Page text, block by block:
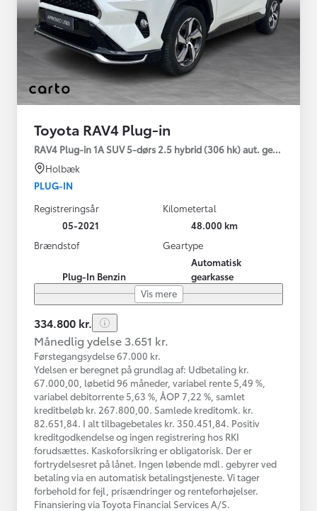
Toyota RAV4 Plug-in
RAV4 Plug-in 1A SUV 5-dørs 2.5 hybrid (306 hk) aut. gear AWD-i
Holbæk
PLUG-IN
Registreringsår
05-2021
Kilometertal
48.000 km
Brændstof
Plug-In Benzin
Geartype
Automatisk
gearkasse
Vis mere
334.800 kr.
Månedlig ydelse 3.651 kr.
Førstegangsydelse 67.000 kr.
Ydelsen er beregnet på grundlag af: Udbetaling kr.
67.000,00, løbetid 96 måneder, variabel rente 5,49 %,
variabel debitorrente 5,63 %, ÅOP 7,22 %, samlet
kreditbeløb kr. 267.800,00. Samlede kreditomk. kr.
82.651,84. I alt tilbagebetales kr. 350.451,84. Positiv
kreditgodkendelse og ingen registrering hos RKI
forudsættes. Kaskoforsikring er obligatorisk. Der er
fortrydelsesret på lånet. Ingen løbende mdl. gebyrer ved
betaling via en automatisk betalingstjeneste. Vi tager
forbehold for fejl, prisændringer og renteforhøjelser.
Finansiering via Toyota Financial Services A/S.